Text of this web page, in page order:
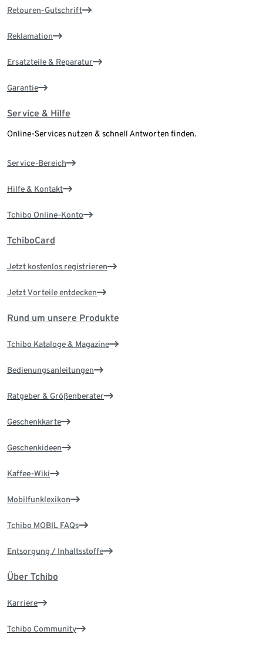
Retouren-Gutschrift
Reklamation
Ersatzteile & Reparatur
Garantie
Service & Hilfe
Online-Services nutzen & schnell Antworten finden.
Service-Bereich
Hilfe & Kontakt
Tchibo Online-Konto
TchiboCard
Jetzt kostenlos registrieren
Jetzt Vorteile entdecken
Rund um unsere Produkte
Tchibo Kataloge & Magazine
Bedienungsanleitungen
Ratgeber & Größenberater
Geschenkkarte
Geschenkideen
Kaffee-Wiki
Mobilfunklexikon
Tchibo MOBIL FAQs
Entsorgung / Inhaltsstoffe
Über Tchibo
Karriere
Tchibo Community